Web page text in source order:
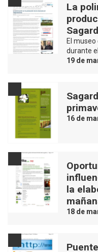
La
El
durante el
19 de
16 de
la
18 de